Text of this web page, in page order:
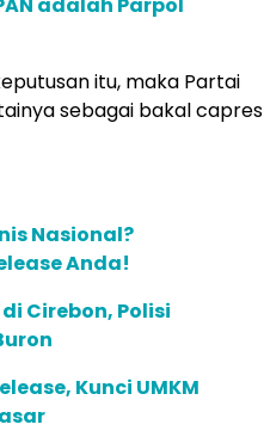
itu, maka Partai
sebagai bakal capres
Nasional?
Anda!
Cirebon, Polisi
Kunci UMKM